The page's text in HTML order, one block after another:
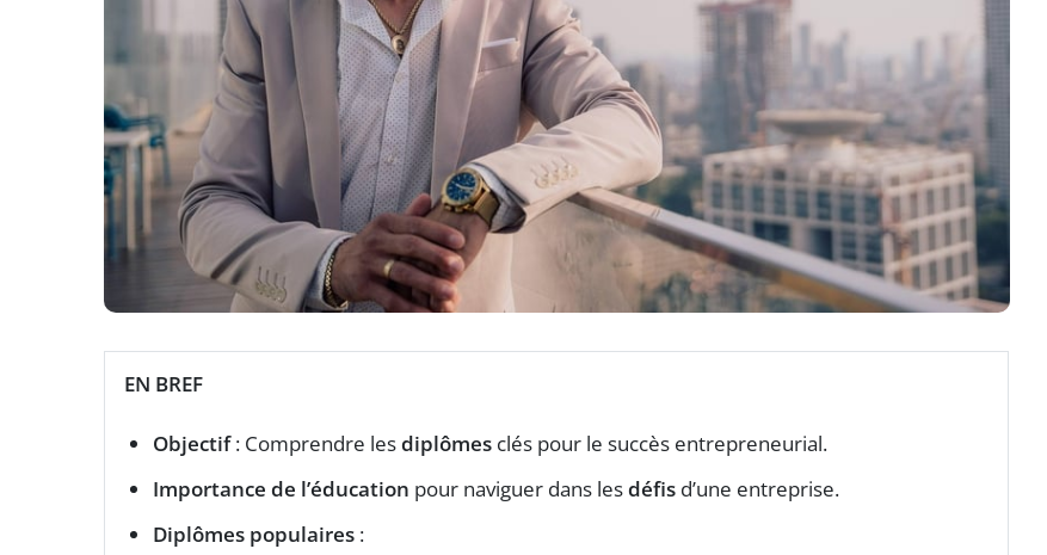
EN BREF
Objectif: Comprendre lesdiplômes clés pour le succès entrepreneurial.
Importance de l’éducation pour naviguer dans lesdéfis d’une entreprise.
Diplômes populaires :